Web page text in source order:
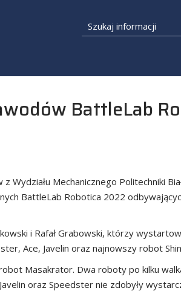
Szukaj informacji
BattleLab
Wydziału Mechanicznego Politechniki
BattleLab Robotica 2022
i Rafał Grabowski, którzy
Ace, Javelin oraz najnowszy robot
Masakrator. Dwa roboty po kilku
oraz Speedster nie zdobyły